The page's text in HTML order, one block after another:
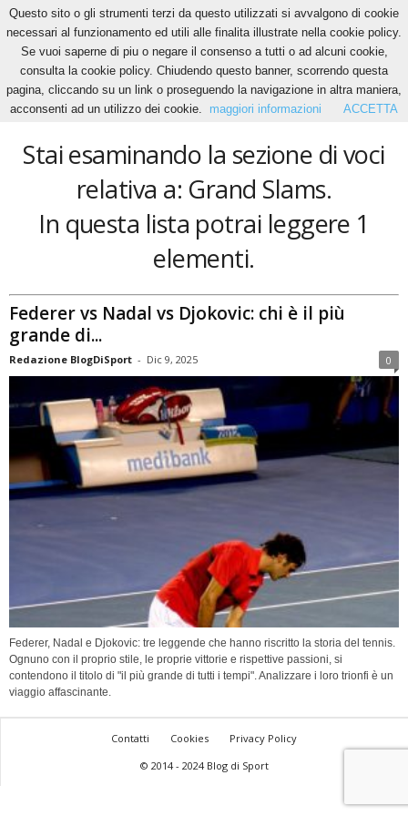
Home Tags Grand Slams
Grand Slams
Stai esaminando la sezione di voci
relativa a: Grand Slams.
In questa lista potrai leggere 1
elementi.
Federer vs Nadal vs Djokovic: chi è il più
grande di...
Redazione BlogDiSport - Dic 9, 2025 0
Federer, Nadal e Djokovic: tre leggende che hanno riscritto la storia del tennis.
Ognuno con il proprio stile, le proprie vittorie e rispettive passioni, si
contendono il titolo di "il più grande di tutti i tempi". Analizzare i loro trionfi è un
viaggio affascinante.
Contatti Cookies
Privacy Policy
© 2014 - 2024 Blog di Sport
Questo sito o gli strumenti terzi da questo utilizzati si avvalgono di cookie
necessari al funzionamento ed utili alle finalita illustrate nella cookie policy.
Se vuoi saperne di piu o negare il consenso a tutti o ad alcuni cookie,
consulta la cookie policy. Chiudendo questo banner, scorrendo questa
pagina, cliccando su un link o proseguendo la navigazione in altra maniera,
acconsenti ad un utilizzo dei cookie.
maggiori informazioni ACCETTA